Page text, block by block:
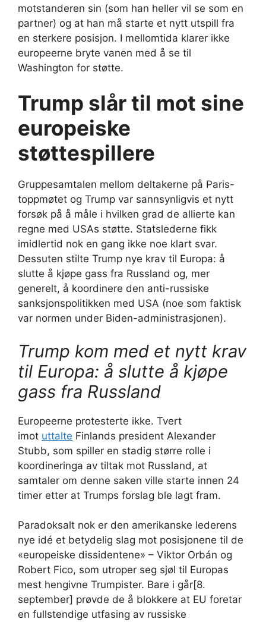
motstanderen sin (som han heller vil se som en
partner) og at han må starte et nytt utspill fra
en sterkere posisjon. I mellomtida klarer ikke
europeerne bryte vanen med å se til
Washington for støtte.
Trump slår til mot sine
europeiske
støttespillere
Gruppesamtalen mellom deltakerne på Paris-
toppmøtet og Trump var sannsynligvis et nytt
forsøk på å måle i hvilken grad de allierte kan
regne med USAs støtte. Statslederne fikk
imidlertid nok en gang ikke noe klart svar.
Dessuten stilte Trump nye krav til Europa: å
slutte å kjøpe gass fra Russland og, mer
generelt, å koordinere den anti-russiske
sanksjonspolitikken med USA (noe som faktisk
var normen under Biden-administrasjonen).
Trump kom med et nytt krav
til Europa: å slutte å kjøpe
gass fra Russland
Europeerne protesterte ikke. Tvert
imot uttalte Finlands president Alexander
Stubb, som spiller en stadig større rolle i
koordineringa av tiltak mot Russland, at
samtaler om denne saken ville starte innen 24
timer etter at Trumps forslag ble lagt fram.
Paradoksalt nok er den amerikanske lederens
nye idé et betydelig slag mot posisjonene til de
«europeiske dissidentene» – Viktor Orbán og
Robert Fico, som utroper seg sjøl til Europas
mest hengivne Trumpister. Bare i går[8.
september] prøvde de å blokkere at EU foretar
en fullstendige utfasing av russiske